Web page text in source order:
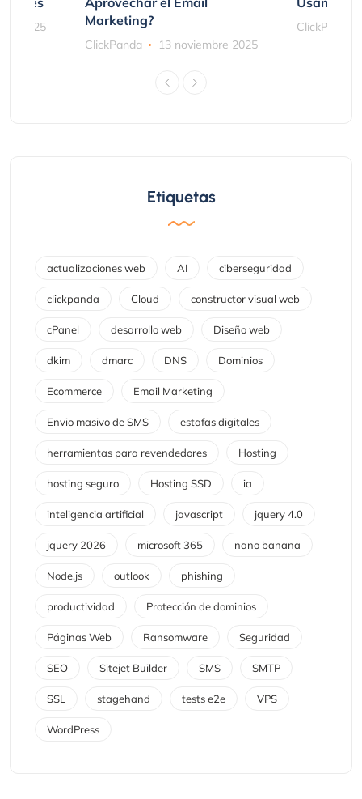
2025
Marketing?
ClickPanda 13 noviembre 2025
ClickPanda
Etiquetas
actualizaciones web AI ciberseguridad
clickpanda Cloud constructor visual web
cPanel desarrollo web Diseño web
dkim dmarc DNS Dominios
Ecommerce Email Marketing
Envio masivo de SMS estafas digitales
herramientas para revendedores Hosting
hosting seguro Hosting SSD ia
inteligencia artificial javascript jquery 4.0
jquery 2026 microsoft 365 nano banana
Node.js outlook phishing
productividad Protección de dominios
Páginas Web Ransomware Seguridad
SEO Sitejet Builder SMS SMTP
SSL stagehand tests e2e VPS
WordPress